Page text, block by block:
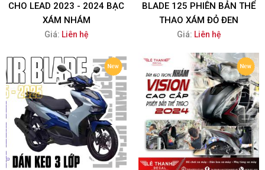
CHO LEAD 2023 - 2024 BẠC
XÁM NHÁM
Giá: Liên hệ
BLADE 125 PHIÊN BẢN THỂ
THAO XÁM ĐỎ ĐEN
Giá: Liên hệ